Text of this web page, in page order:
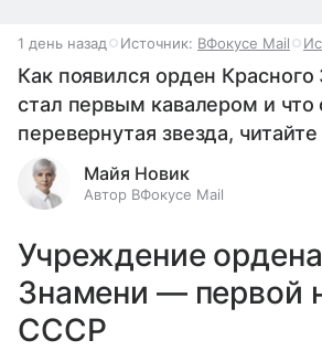
1 день назад Источник: ВФокусе Mail
Как появился орден
стал первым кавалером и что
перевернутая звезда,
Майя Новик
Автор ВФокусе Mail
Учреждение
Знамени — первой
СССР